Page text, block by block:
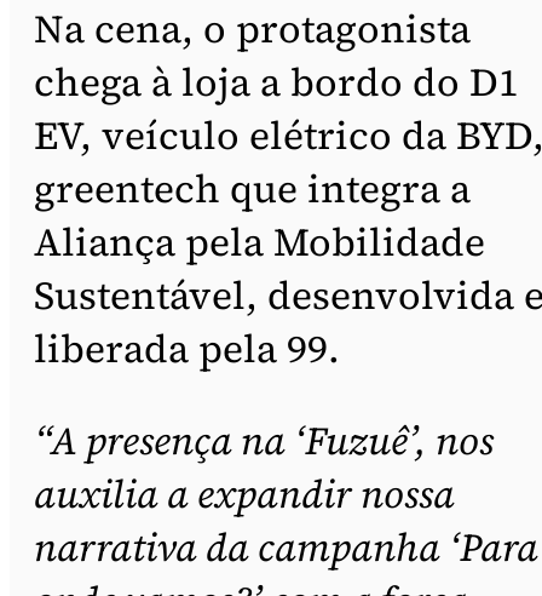
Na cena, o protagonista
chega à loja a bordo do D1
EV, veículo elétrico da
greentech que integra a
Aliança pela Mobilidade
Sustentável, desenvolvida
liberada pela 99.
“A presença na ‘Fuzuê’, nos
auxilia a expandir nossa
narrativa da campanha ‘Para